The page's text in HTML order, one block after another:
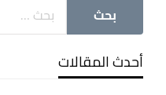
أحدث المقالات